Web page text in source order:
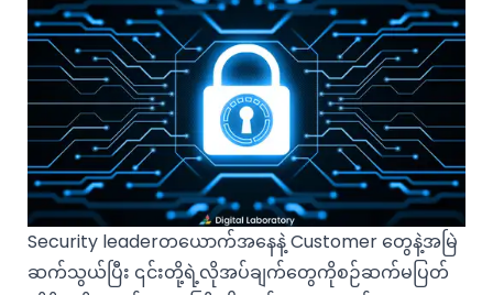
Security leaderတယောက်အနေနဲ့ Customer တွေနဲ့အမြဲ
ဆက်သွယ်ပြီး ၎င်းတို့ရဲ့လိုအပ်ချက်တွေကိုစဉ်ဆက်မပြတ်